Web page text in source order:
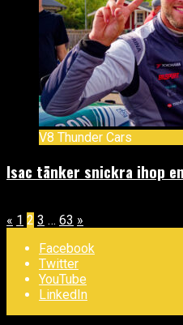
V8 Thunder Cars
Isac tänker snickra ihop
Sidnumrering
för
inlägg
« 1 2 3 … 63 »
Facebook
Twitter
YouTube
LinkedIn